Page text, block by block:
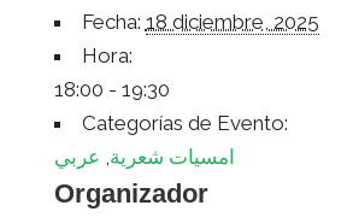
Fecha: 18 diciembre, 2025
Hora:
18:00 - 19:30
Categorías de Evento:
امسيات شعرية, عربي
Organizador